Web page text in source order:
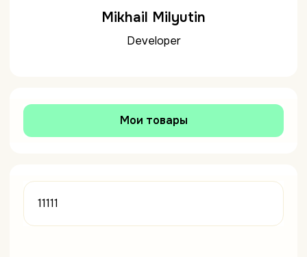
Mikhail Milyutin
Developer
Мои товары
11111